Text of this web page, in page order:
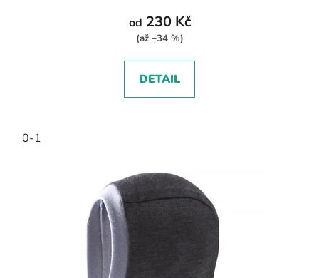
od 230 Kč
(až –34 %)
DETAIL
0-1